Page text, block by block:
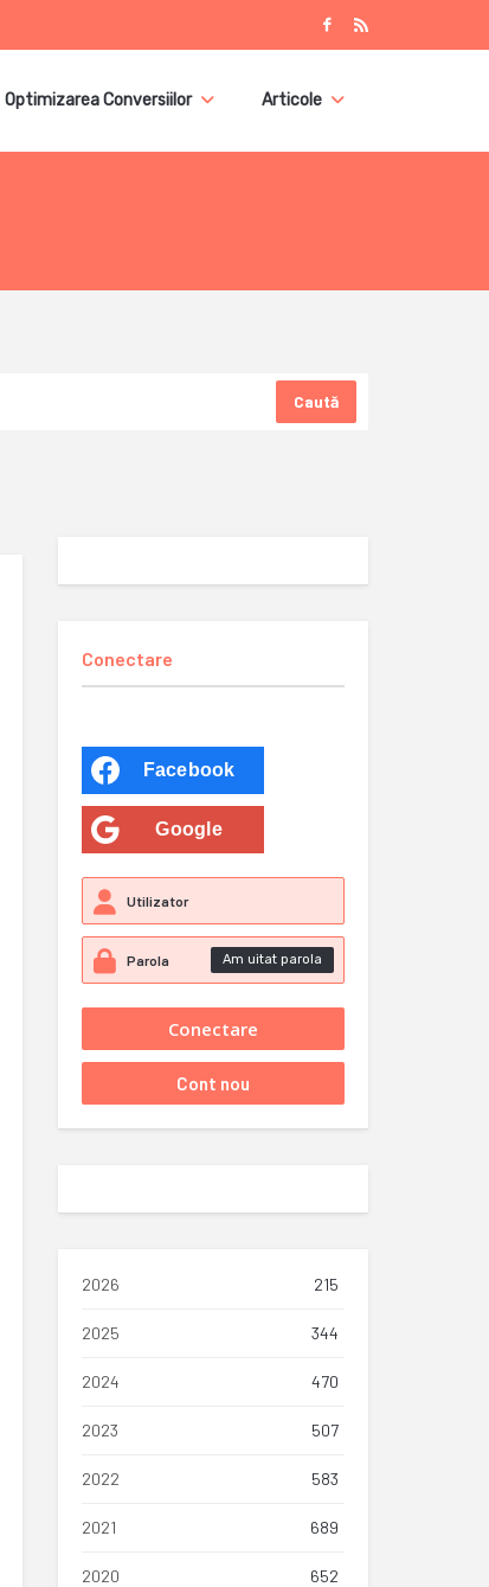
Optimizarea Conversiilor Articole
Caută
Conectare
Facebook
Google
Am uitat parola
2026 215
2025 344
2024 470
2023 507
2022 583
2021 689
2020 652